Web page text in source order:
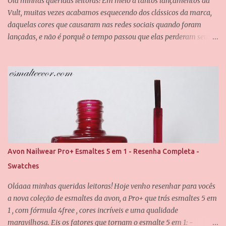
Vult, muitas vezes acabamos esquecendo dos clássicos da marca,
daquelas cores que causaram nas redes sociais quando foram
lançadas, e não é porquê o tempo passou que elas perderam seu
grandes mudanças dependendo da iluminação, mas que
dificilmente desagrada alguém. Foram usadas duas camadas para
obter essa cobertura, e uma camada do verniz da Saloon para
abrir esse brilho espelhado. E agora eu quero que vocês me
contem, qual é o seu esmalte clássico da Vult favorito? Até o
próximo post, amores.
Avon Nailwear Pro+ Esmaltes 5 em 1 - Resenha Completa -
Swatches
Oláaaa minhas queridas leitoras! Hoje venho resenhar para vocês
a nova coleção de esmaltes da avon, a Pro+ que trás esmaltes 5 em
1 , com fórmula 4free , cores incríveis e uma qualidade
maravilhosa. Eis os fatores que tornam o esmalte 5 em 1: -